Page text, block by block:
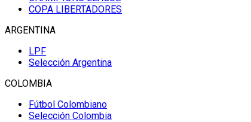
COPA LIBERTADORES
ARGENTINA
LPF
Selección Argentina
COLOMBIA
Fútbol Colombiano
Selección Colombia